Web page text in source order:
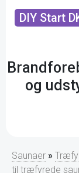
DIY Start
og
Saunaer »
til træfyrede